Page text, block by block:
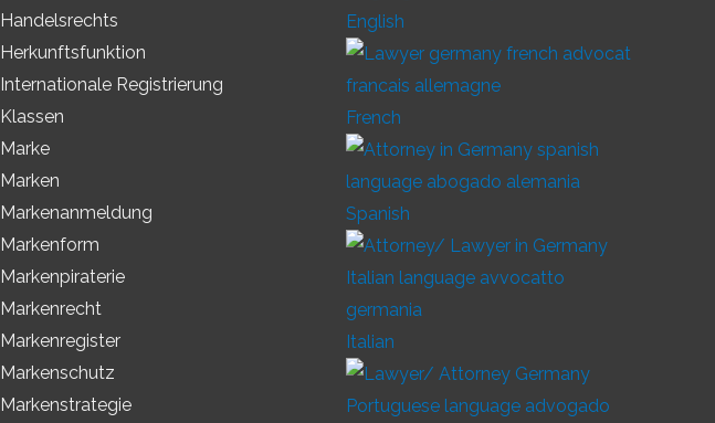
Handelsrechts
Herkunftsfunktion
Internationale Registrierung
Klassen
Marke
Marken
Markenanmeldung
Markenform
Markenpiraterie
Markenrecht
Markenregister
Markenschutz
Markenstrategie
English
French
Spanish
Italian